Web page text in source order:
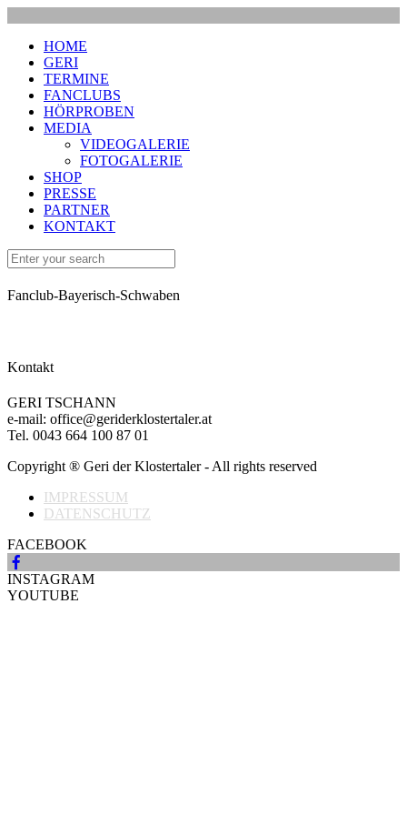
HOME
GERI
TERMINE
FANCLUBS
HÖRPROBEN
MEDIA
VIDEOGALERIE
FOTOGALERIE
SHOP
PRESSE
PARTNER
KONTAKT
Fanclub-Bayerisch-Schwaben
Kontakt
GERI TSCHANN
e-mail: office@geriderklostertaler.at
Tel. 0043 664 100 87 01
Copyright ® Geri der Klostertaler - All rights reserved
IMPRESSUM
DATENSCHUTZ
FACEBOOK
INSTAGRAM
YOUTUBE